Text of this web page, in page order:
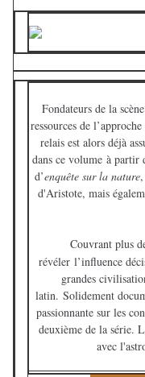
Fondateurs de la
ressources de
relais est alors déjà
dans ce volume à partir
d’enquête sur la nature,
d'Aristote, mais
Couvrant plus
révéler l’influence
grandes
latin. Solidement
passionnante sur les
deuxième de la série.
avec